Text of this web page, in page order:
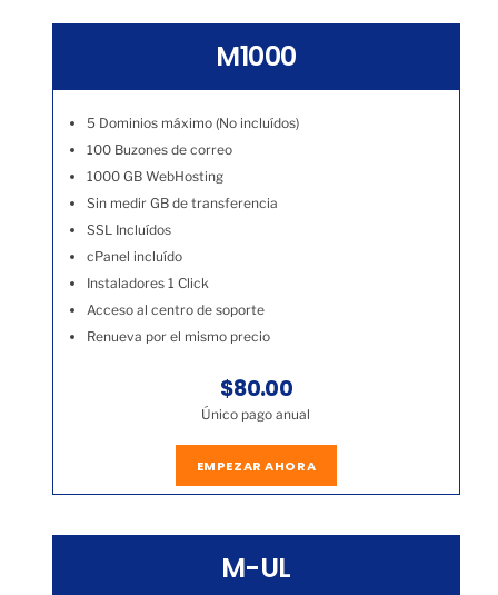
M1000
5 Dominios máximo (No incluídos)
100 Buzones de correo
1000 GB WebHosting
Sin medir GB de transferencia
SSL Incluídos
cPanel incluído
Instaladores 1 Click
Acceso al centro de soporte
Renueva por el mismo precio
$80.00
Único pago anual
EMPEZAR AHORA
M-UL